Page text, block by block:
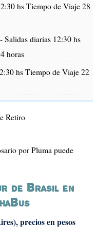
hs Tiempo de Viaje 28
Salidas diarias 12:30 hs
horas
hs Tiempo de Viaje 22
Retiro
por Pluma puede
de Brasil en
precios en pesos